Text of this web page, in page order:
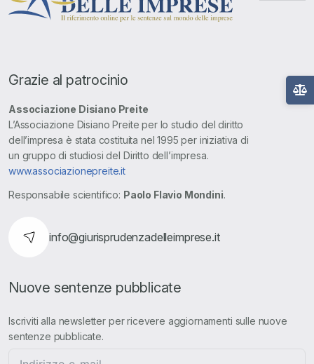
Grazie al patrocinio
Associazione Disiano Preite
L’Associazione Disiano Preite per lo studio del diritto
dell’impresa è stata costituita nel 1995 per iniziativa di
un gruppo di studiosi del Diritto dell’impresa.
www.associazionepreite.it
Responsabile scientifico: Paolo Flavio Mondini.
info@giurisprudenzadelleimprese.it
Nuove sentenze pubblicate
Iscriviti alla newsletter per ricevere aggiornamenti sulle nuove
sentenze pubblicate.